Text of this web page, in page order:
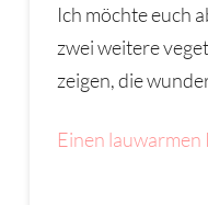
Ich möchte euch
zwei weitere
zeigen, die
Einen lauwarmen